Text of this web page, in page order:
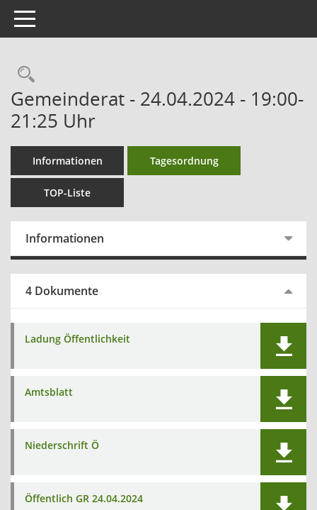
Toggle navigation
Gemeinderat - 24.04.2024 - 19:00-
21:25 Uhr
Informationen Tagesordnung
TOP-Liste
Informationen
4 Dokumente
Ladung Öffentlichkeit
Amtsblatt
Niederschrift Ö
Öffentlich GR 24.04.2024